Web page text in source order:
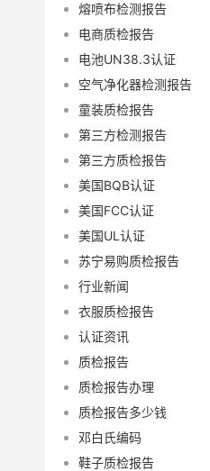
熔喷布检测报告
电商质检报告
电池UN38.3认证
空气净化器检测报告
童装质检报告
第三方检测报告
第三方质检报告
美国BQB认证
美国FCC认证
美国UL认证
苏宁易购质检报告
行业新闻
衣服质检报告
认证资讯
质检报告
质检报告办理
质检报告多少钱
邓白氏编码
鞋子质检报告